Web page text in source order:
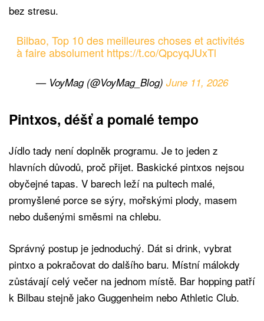
bez stresu.
Bilbao, Top 10 des meilleures choses et activités
à faire absolument https://t.co/QpcyqJUxTl
— VoyMag (@VoyMag_Blog) June 11, 2026
Pintxos, déšť a pomalé tempo
Jídlo tady není doplněk programu. Je to jeden z
hlavních důvodů, proč přijet. Baskické pintxos nejsou
obyčejné tapas. V barech leží na pultech malé,
promyšlené porce se sýry, mořskými plody, masem
nebo dušenými směsmi na chlebu.
Správný postup je jednoduchý. Dát si drink, vybrat
pintxo a pokračovat do dalšího baru. Místní málokdy
zůstávají celý večer na jednom místě. Bar hopping patří
k Bilbau stejně jako Guggenheim nebo Athletic Club.